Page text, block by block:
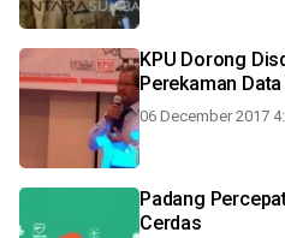
KPU Dorong
Perekaman Data
06 December 2017
Padang
Cerdas